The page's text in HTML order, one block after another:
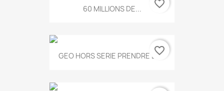
60 MILLIONS DE... favorite_border
GEO HORS SERIE PRENDRE LE...
favorite_border